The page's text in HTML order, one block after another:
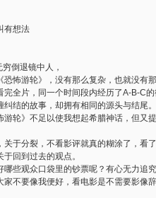
有想法
倒退镜中人，
怖游轮》，没有那么复杂，也就没有
全片，同一个时间段内经历了A-B-C
结的故事，却拥有相同的源头与结尾。
轮》不足以使我想起希腊神话，但又
关于分裂，不看影评就真的糊涂了，
回到过去的观点。
哪些观众口袋里的钞票呢？有心无力
不要像我便好，看电影是不需要影像